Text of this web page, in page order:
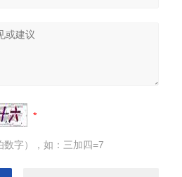
字），如：三加四=7